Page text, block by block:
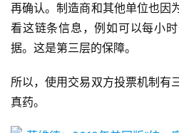
再确认。制造商和其他单位也因
看这链条信息，例如可以每小
据。这是第三层的保障。
所以，使用交易双方投票机制有
真药。